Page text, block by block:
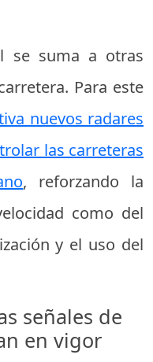
se suma a otras
Para este
nuevos radares
las carreteras
, reforzando la
como del
y el uso del
señales de
en vigor